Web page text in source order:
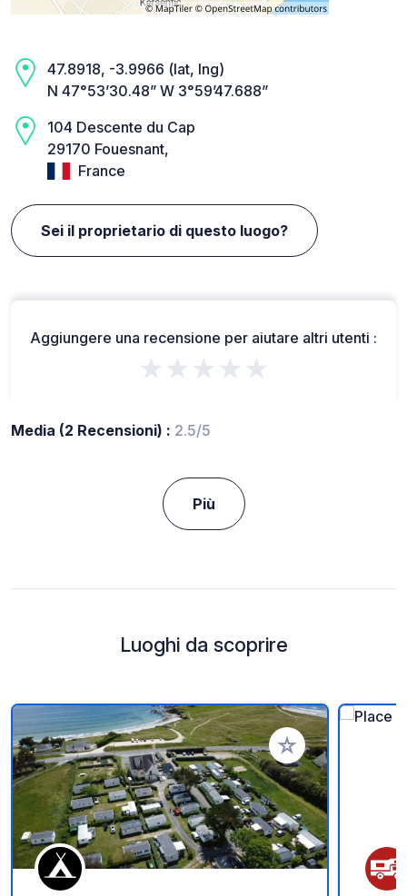
47.8918, -3.9966 (lat, lng)
N 47°53’30.48” W 3°59’47.688”
104 Descente du Cap
29170 Fouesnant,
France
Sei il proprietario di questo luogo?
Aggiungere una recensione per aiutare altri utenti :
★★★★★
Media (2 Recensioni) : 2.5/5
Più
Luoghi da scoprire
Aggiungi ai tuoi